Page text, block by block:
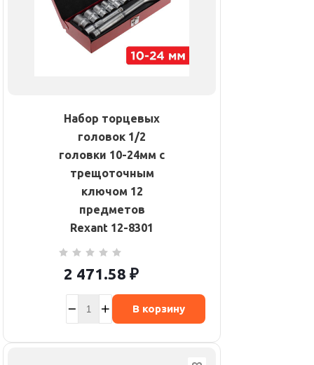
Набор торцевых
головок 1/2
головки 10-24мм с
трещоточным
ключом 12
предметов
Rexant 12-8301
2 471.58 ₽
В корзину